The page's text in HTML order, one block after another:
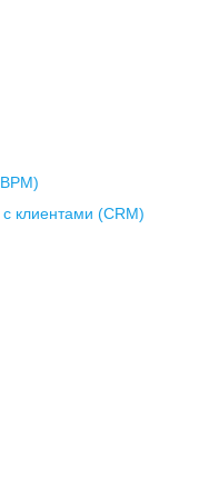
клиентами (СRM)